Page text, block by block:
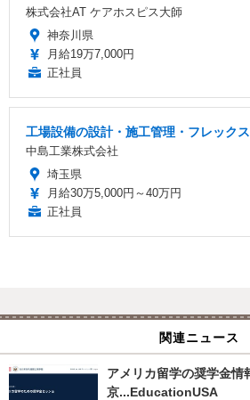
株式会社AT ケアホスピス大師
神奈川県
月給19万7,000円
正社員
工場設備の設計・施工管理・フレックス
中島工業株式会社
埼玉県
月給30万5,000円～40万円
正社員
関連ニュース
アメリカ留学の奨学金情
京...EducationUSA